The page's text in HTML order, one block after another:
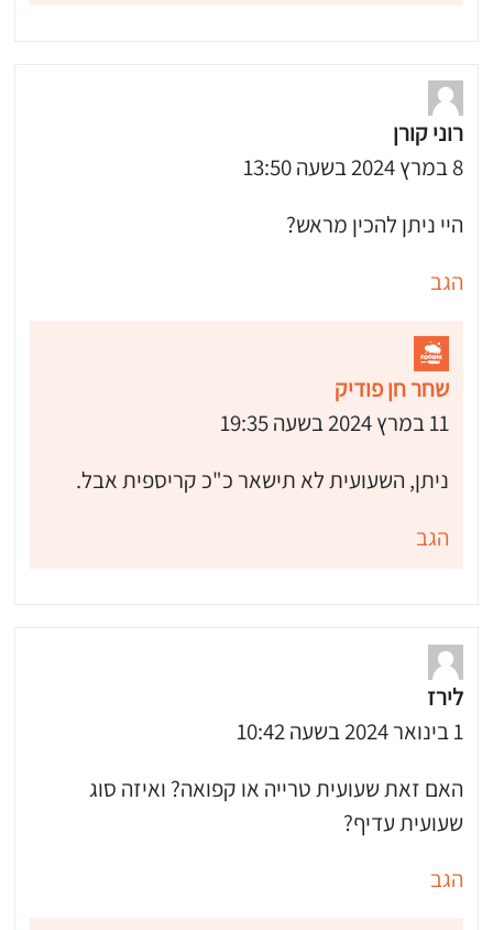
רוני קורן
8 במרץ 2024 בשעה 13:50
היי ניתן להכין מראש?
הגב
שחר חן פודיק
11 במרץ 2024 בשעה 19:35
ניתן, השעועית לא תישאר כ"כ קריספית אבל.
הגב
לירז
1 בינואר 2024 בשעה 10:42
האם זאת שעועית טרייה או קפואה? ואיזה סוג
שעועית עדיף?
הגב